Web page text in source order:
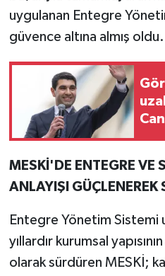
uygulanan Entegre
güvence altına almış oldu.
MESKİ'DE ENTEGRE VE
ANLAYIŞI GÜÇLENEREK
Entegre Yönetim Sistemi
yıllardır kurumsal
olarak sürdüren MESKİ;